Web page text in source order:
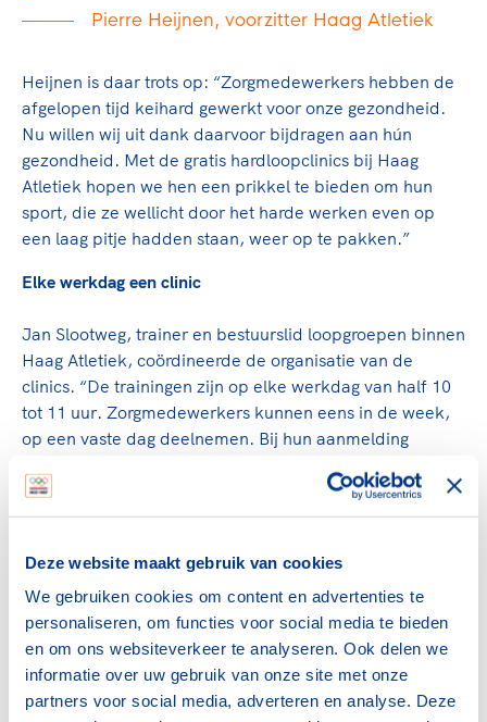
Deze website maakt gebruik van cookies
We gebruiken cookies om content en advertenties te
personaliseren, om functies voor social media te bieden
en om ons websiteverkeer te analyseren. Ook delen we
informatie over uw gebruik van onze site met onze
partners voor social media, adverteren en analyse. Deze
Pierre Heijnen, voorzitter Haag Atletiek
Heijnen is daar trots op: “Zorgmedewerkers hebben de
afgelopen tijd keihard gewerkt voor onze gezondheid.
Nu willen wij uit dank daarvoor bijdragen aan hún
gezondheid. Met de gratis hardloopclinics bij Haag
Atletiek hopen we hen een prikkel te bieden om hun
sport, die ze wellicht door het harde werken even op
een laag pitje hadden staan, weer op te pakken.”
Elke werkdag een clinic
Jan Slootweg, trainer en bestuurslid loopgroepen binnen
Haag Atletiek, coördineerde de organisatie van de
clinics. “De trainingen zijn op elke werkdag van half 10
tot 11 uur. Zorgmedewerkers kunnen eens in de week,
op een vaste dag deelnemen. Bij hun aanmelding
maar als er een keertje geschoven moet worden, dan is
dat ook geen probleem. Per clinic kunnen maximaal 15
ingedeeld, zodat verschillen in niveau ook goed
opgevangen worden.”
Nieuwe leden
Op 6 juli jl werd gestart met de trainingen. Inmiddels,
twee weken verder, heeft Slootweg al veel enthousiaste